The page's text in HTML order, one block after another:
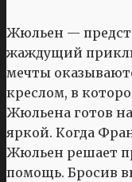
Жюльен —
жаждущий
мечты
креслом, в
Жюльена готов
яркой. Когда
Жюльен решает
помощь. Бросив